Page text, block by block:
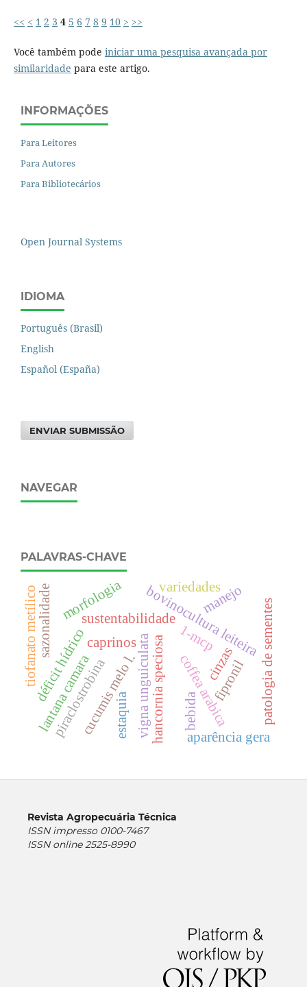
<< < 1 2 3 4 5 6 7 8 9 10 > >>
Você também pode iniciar uma pesquisa avançada por
similaridade para este artigo.
INFORMAÇÕES
Para Leitores
Para Autores
Para Bibliotecários
Open Journal Systems
IDIOMA
Português (Brasil)
English
Español (España)
ENVIAR SUBMISSÃO
NAVEGAR
PALAVRAS-CHAVE
caprinosvigna unguiculata
sustentabilidade
coffea arabica
bovinocultura leiteira
aparência gera
1-mcp
hancornia speciosa
morfologia
déficit hídricocucumis melo l.
variedades
fipronil
tiofanato metílico
piraclostrobina patologia de sementes
lantana camara
sazonalidade manejo
cinzas
estaquia bebida
Revista Agropecuária Técnica
ISSN impresso 0100-7467
ISSN online 2525-8990